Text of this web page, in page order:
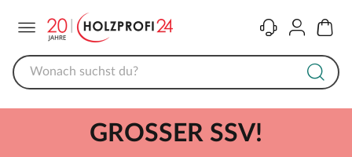
KontaktKonto
GROSSER SSV!